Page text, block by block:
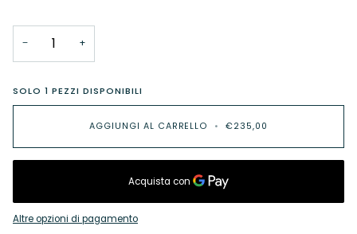
− +
SOLO1 PEZZI DISPONIBILI
AGGIUNGI AL CARRELLO • €235,00
Altre opzioni di pagamento